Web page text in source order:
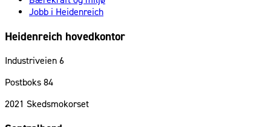
Jobb i Heidenreich
Heidenreich hovedkontor
Industriveien 6
Postboks 84
2021 Skedsmokorset